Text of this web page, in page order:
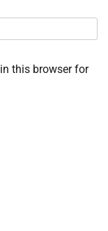
this browser for